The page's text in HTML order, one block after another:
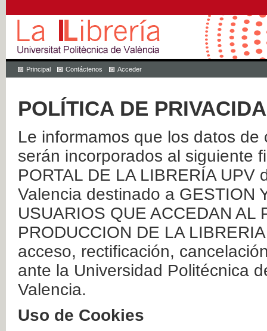
Principal Contáctenos Acceder
POLÍTICA DE
Le informamos que los datos
serán incorporados al siguiente
PORTAL DE LA LIBRERÍA
Valencia destinado a GESTION
USUARIOS QUE ACCEDAN AL
PRODUCCION DE LA
acceso, rectificación,
ante la Universidad Politécnica
Valencia.
Uso de Cookies